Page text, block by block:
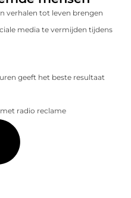
verhalen tot leven brengen
media te vermijden tijdens
geeft het beste resultaat
radio reclame